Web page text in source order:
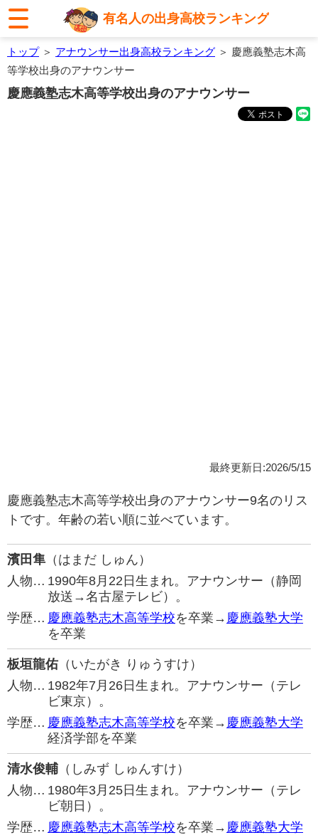
有名人の出身高校ランキング
トップ＞ アナウンサー出身高校ランキング ＞ 慶應義塾志木高
等学校出身のアナウンサー
慶應義塾志木高等学校出身のアナウンサー
最終更新日:2026/5/15
慶應義塾志木高等学校出身のアナウンサー9名のリス
トです。年齢の若い順に並べています。
濱田隼 （はまだ しゅん）
人物… 1990年8月22日生まれ。アナウンサー（静岡
放送→名古屋テレビ）。
学歴… 慶應義塾志木高等学校を卒業→ 慶應義塾大学
を卒業
板垣龍佑 （いたがき りゅうすけ）
人物… 1982年7月26日生まれ。アナウンサー（テレ
ビ東京）。
学歴… 慶應義塾志木高等学校を卒業→ 慶應義塾大学
経済学部を卒業
清水俊輔 （しみず しゅんすけ）
人物… 1980年3月25日生まれ。アナウンサー（テレ
ビ朝日）。
学歴… 慶應義塾志木高等学校を卒業→ 慶應義塾大学